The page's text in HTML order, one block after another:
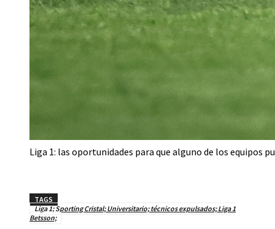
Liga 1: las oportunidades para que alguno de los equipos
TAGS
Liga 1; Sporting Cristal; Universitario; técnicos expulsados; Liga 1
Betsson;